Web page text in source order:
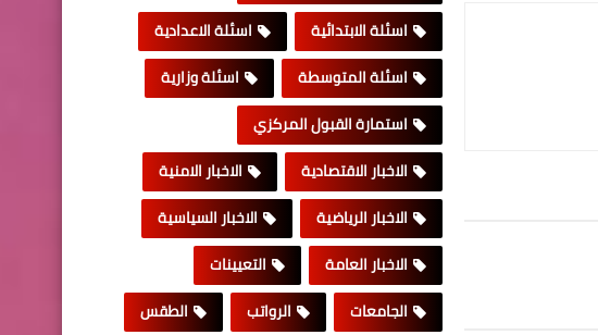
اسئلة الابتدائية
اسئلة الاعدادية
اسئلة المتوسطة
اسئلة وزارية
استمارة القبول المركزي
الاخبار الاقتصادية
الاخبار الامنية
الاخبار الرياضية
الاخبار السياسية
الاخبار العامة
التعيينات
الجامعات
الرواتب الطقس